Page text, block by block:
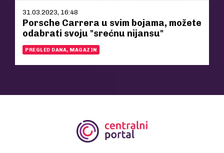
31.03.2023, 16:48
Porsche Carrera u svim bojama, možete
odabrati svoju "srećnu nijansu"
PREGLED DANA, MAGAZIN